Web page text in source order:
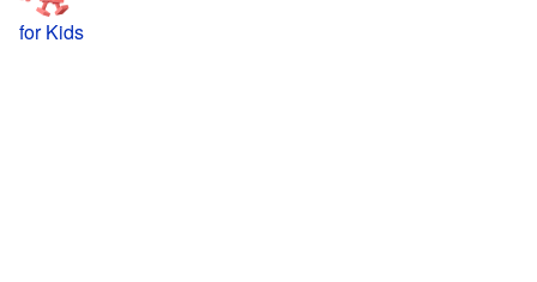
for Kids